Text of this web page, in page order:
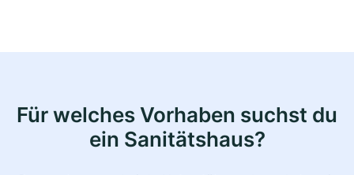
Für welches Vorhaben suchst du
ein Sanitätshaus?